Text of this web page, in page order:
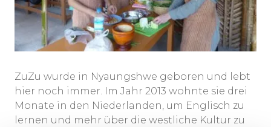
ZuZu wurde in Nyaungshwe geboren und lebt
hier noch immer. Im Jahr 2013 wohnte sie drei
Monate in den Niederlanden, um Englisch zu
lernen und mehr über die westliche Kultur zu